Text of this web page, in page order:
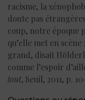
racisme, la
doute pas
coup, notre époque
qu’elle met en
grand, disait
comme l’espoir
tout, Seuil, 2011, p.